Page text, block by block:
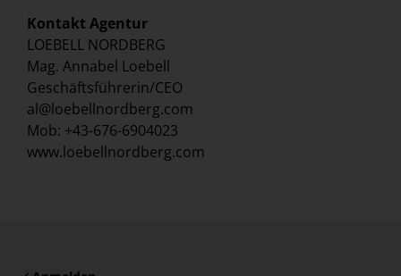
Kontakt Agentur
LOEBELL NORDBERG
Mag. Annabel Loebell
Geschäftsführerin/CEO
al@loebellnordberg.com
Mob: +43-676-6904023
www.loebellnordberg.com